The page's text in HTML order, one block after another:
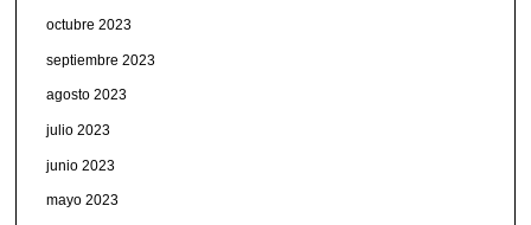
octubre 2023
septiembre 2023
agosto 2023
julio 2023
junio 2023
mayo 2023